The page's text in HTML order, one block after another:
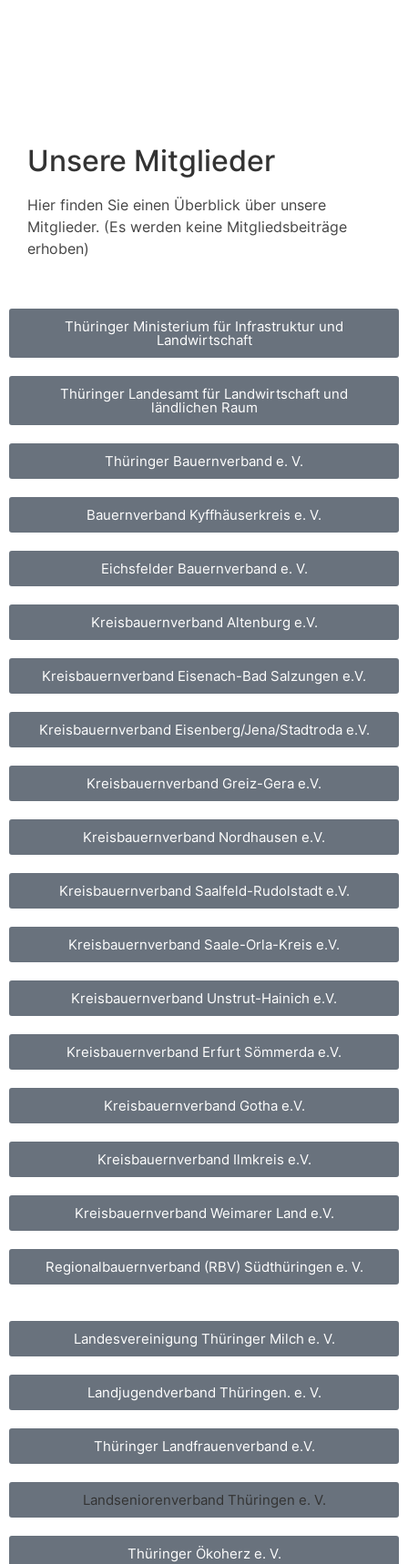
Unsere Mitglieder
Hier finden Sie einen Überblick über unsere
Mitglieder. (Es werden keine Mitgliedsbeiträge
erhoben)
Thüringer Ministerium für Infrastruktur und
Landwirtschaft
Thüringer Landesamt für Landwirtschaft und
ländlichen Raum
Thüringer Bauernverband e. V.
Bauernverband Kyffhäuserkreis e. V.
Eichsfelder Bauernverband e. V.
Kreisbauernverband Altenburg e.V.
Kreisbauernverband Eisenach-Bad Salzungen e.V.
Kreisbauernverband Eisenberg/Jena/Stadtroda e.V.
Kreisbauernverband Greiz-Gera e.V.
Kreisbauernverband Nordhausen e.V.
Kreisbauernverband Saalfeld-Rudolstadt e.V.
Kreisbauernverband Saale-Orla-Kreis e.V.
Kreisbauernverband Unstrut-Hainich e.V.
Kreisbauernverband Erfurt Sömmerda e.V.
Kreisbauernverband Gotha e.V.
Kreisbauernverband Ilmkreis e.V.
Kreisbauernverband Weimarer Land e.V.
Regionalbauernverband (RBV) Südthüringen e. V.
Landesvereinigung Thüringer Milch e. V.
Landjugendverband Thüringen. e. V.
Thüringer Landfrauenverband e.V.
Landseniorenverband Thüringen e. V.
Thüringer Ökoherz e. V.